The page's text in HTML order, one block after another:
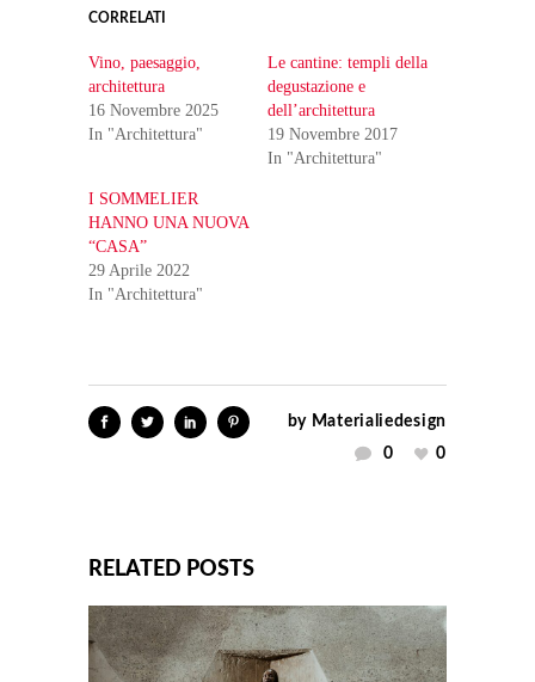
CORRELATI
Vino, paesaggio,
architettura
16 Novembre 2025
In "Architettura"
Le cantine: templi della
degustazione e
dell’architettura
19 Novembre 2017
In "Architettura"
I SOMMELIER
HANNO UNA NUOVA
“CASA”
29 Aprile 2022
In "Architettura"
by Materialiedesign
0
0
RELATED POSTS